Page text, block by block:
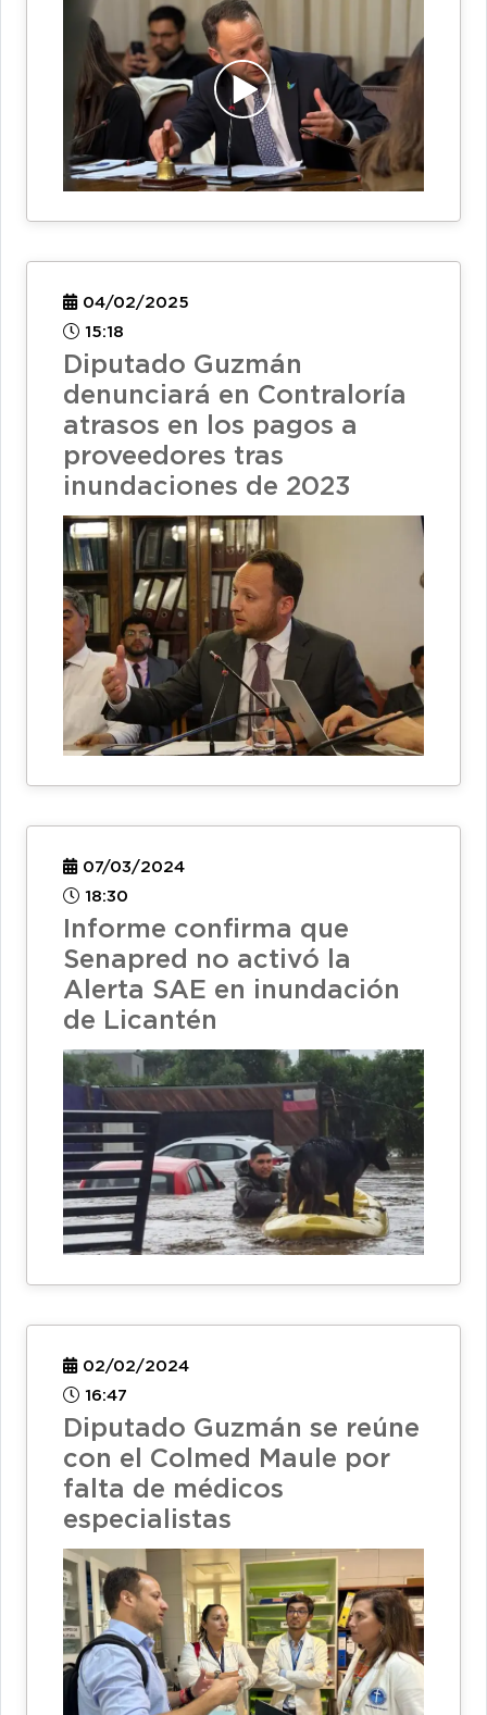
04/02/2025
15:18
Diputado Guzmán
denunciará en Contraloría
atrasos en los pagos a
proveedores tras
inundaciones de 2023
07/03/2024
18:30
Informe confirma que
Senapred no activó la
Alerta SAE en inundación
de Licantén
02/02/2024
16:47
Diputado Guzmán se reúne
con el Colmed Maule por
falta de médicos
especialistas